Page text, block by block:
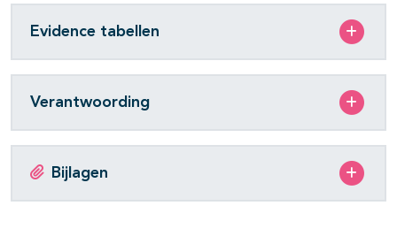
Evidence tabellen
Verantwoording
Bijlagen